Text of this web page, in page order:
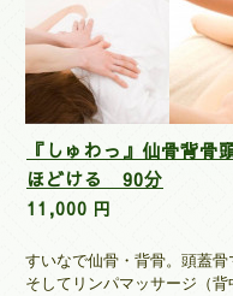
『しゅわっ』仙骨背骨
ほどける 90分
11,000 円
すいなで仙骨・背骨。頭蓋
そしてリンパマッサージ（背